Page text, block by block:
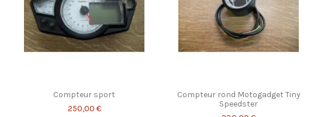
Compteur sport
250,00 €
Compteur rond Motogadget Tiny
Speedster